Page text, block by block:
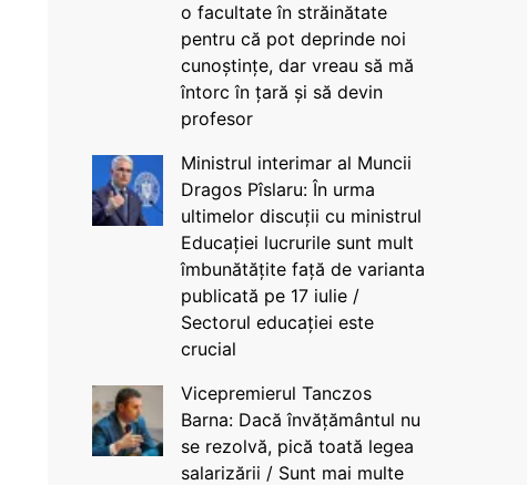
o facultate în străinătate
pentru că pot deprinde noi
cunoștințe, dar vreau să mă
întorc în țară și să devin
profesor
Ministrul interimar al Muncii
Dragos Pîslaru: În urma
ultimelor discuții cu ministrul
Educației lucrurile sunt mult
îmbunătățite față de varianta
publicată pe 17 iulie /
Sectorul educației este
crucial
Vicepremierul Tanczos
Barna: Dacă învățământul nu
se rezolvă, pică toată legea
salarizării / Sunt mai multe